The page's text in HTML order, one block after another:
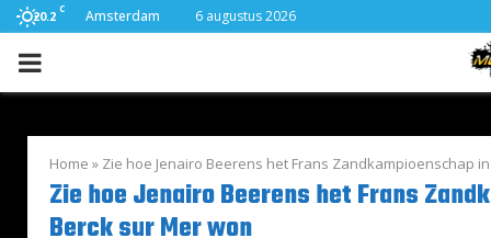
20.2 C Amsterdam 6 augustus 2026
PRIMARY
Home » Zie hoe Jenairo Beerens het Frans Zandkampioenschap
Zie hoe Jenairo Beerens het Frans
Berck sur Mer won